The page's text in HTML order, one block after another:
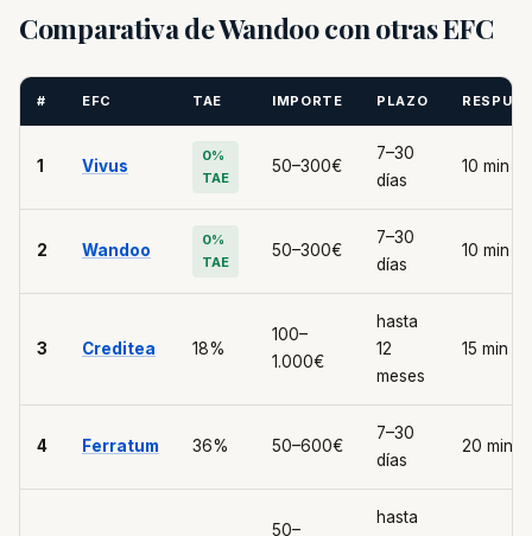
Comparativa de Wandoo con otras EFC
# EFC TAE IMPORTE PLAZO
1 Vivus
0%
TAE
50–300€
7–30
días
10 min
2 Wandoo
0%
TAE
50–300€
7–30
días
10 min
3 Creditea 18%
100–
1.000€
hasta
12
meses
15 min
4 Ferratum 36% 50–600€
7–30
días
20 min
50–
hasta